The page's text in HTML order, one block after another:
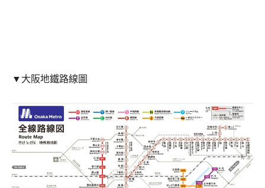
▼大阪地鐵路線圖